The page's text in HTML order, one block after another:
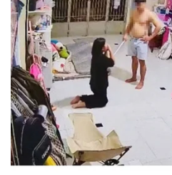
Doanh nghiệp